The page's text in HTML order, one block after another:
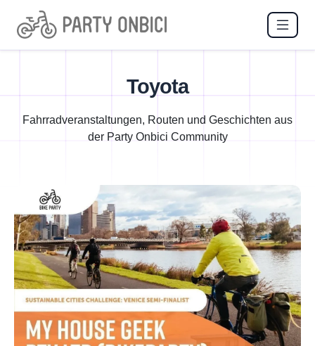
Toyota
Fahrradveranstaltungen, Routen und Geschichten aus
der Party Onbici Community